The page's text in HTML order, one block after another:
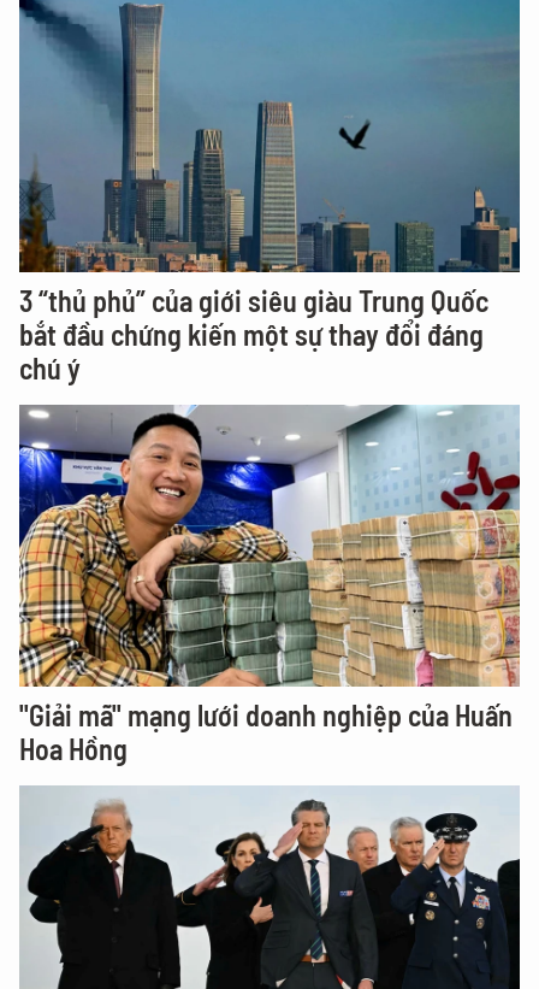
3 “thủ phủ” của giới siêu giàu Trung Quốc
bắt đầu chứng kiến một sự thay đổi đáng
chú ý
"Giải mã" mạng lưới doanh nghiệp của Huấn
Hoa Hồng